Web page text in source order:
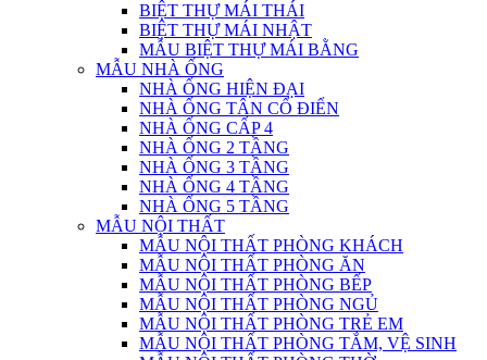
BIỆT THỰ MÁI THÁI
BIỆT THỰ MÁI NHẬT
MẪU BIỆT THỰ MÁI BẰNG
MẪU NHÀ ỐNG
NHÀ ỐNG HIỆN ĐẠI
NHÀ ỐNG TÂN CỔ ĐIỂN
NHÀ ỐNG CẤP 4
NHÀ ỐNG 2 TẦNG
NHÀ ỐNG 3 TẦNG
NHÀ ỐNG 4 TẦNG
NHÀ ỐNG 5 TẦNG
MẪU NỘI THẤT
MẪU NỘI THẤT PHÒNG KHÁCH
MẪU NỘI THẤT PHÒNG ĂN
MẪU NỘI THẤT PHÒNG BẾP
MẪU NỘI THẤT PHÒNG NGỦ
MẪU NỘI THẤT PHÒNG TRẺ EM
MẪU NỘI THẤT PHÒNG TẮM, VỆ SINH